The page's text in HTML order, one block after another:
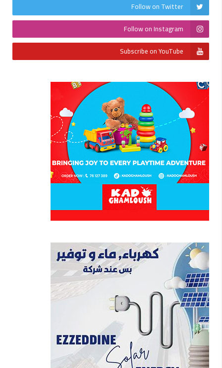
Follow on Twitter
Follow on Instagram
Subscribe on YouTube